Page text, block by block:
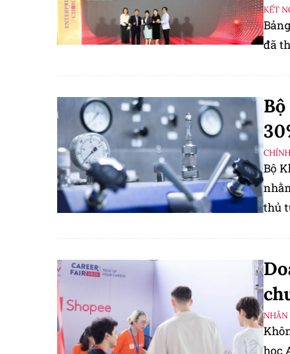
KẾT
đã
Bộ
thủ
NHÂN
học